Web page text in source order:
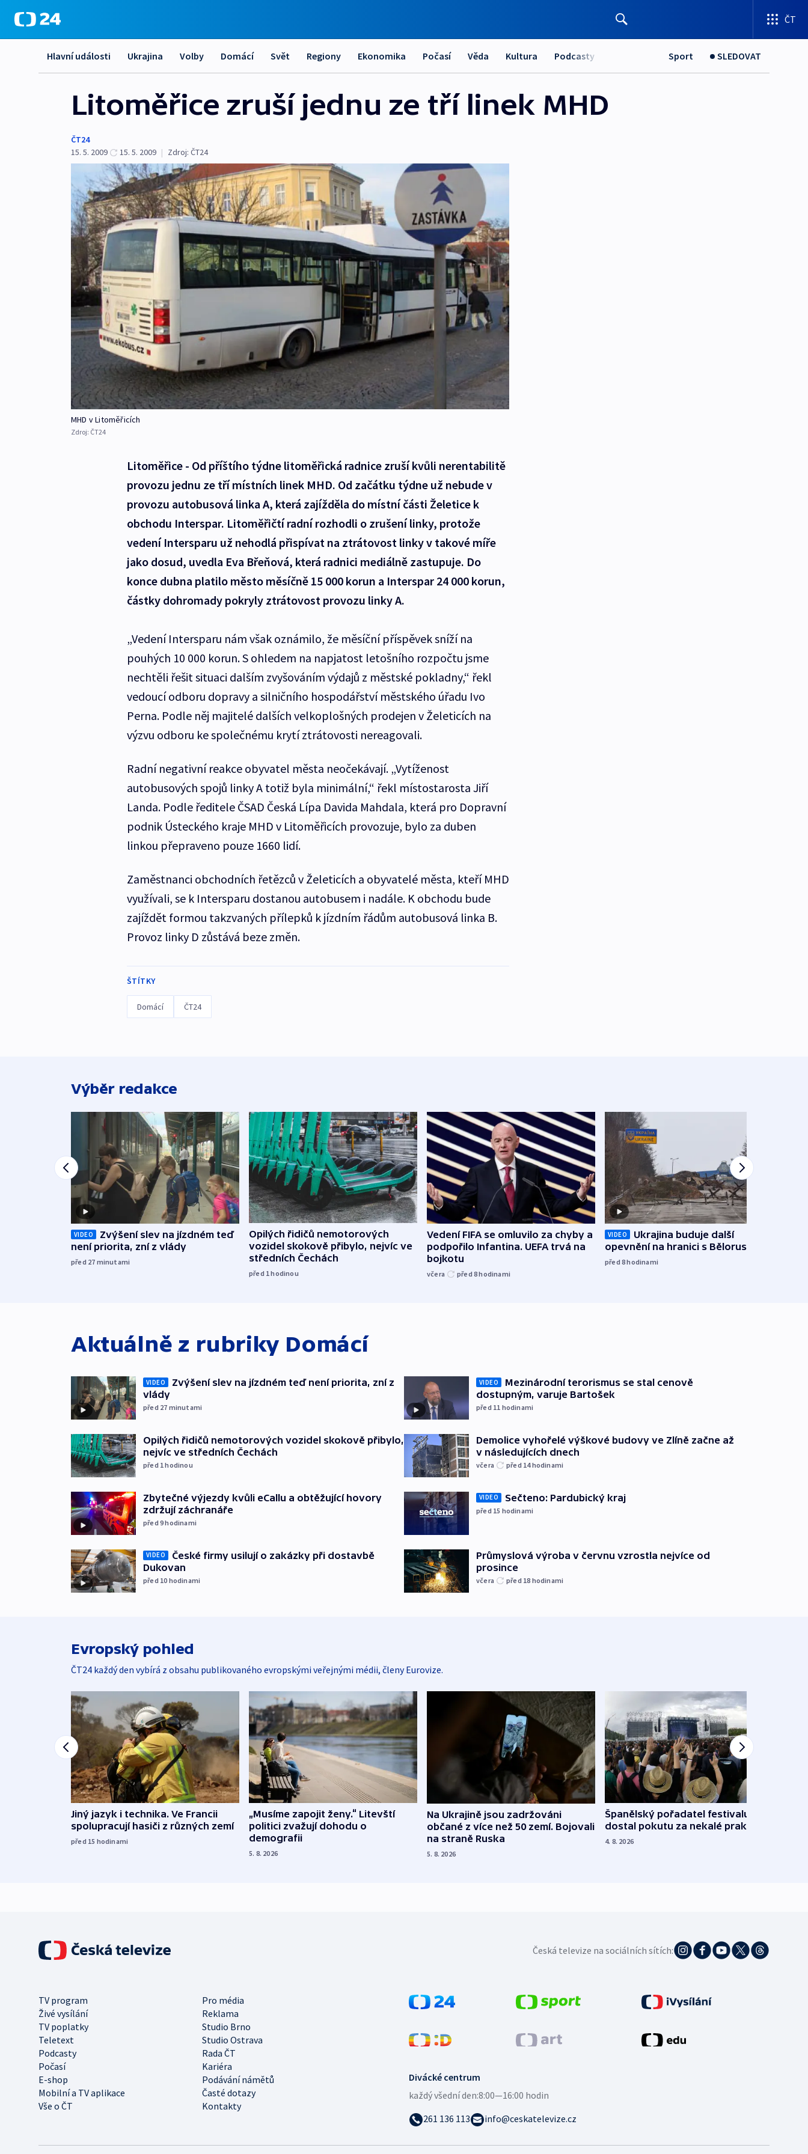
ČT
Hlavní události Ukrajina Volby Domácí Svět Regiony Ekonomika Počasí Věda Kultura Podcasty Sport SLEDOVAT
Litoměřice zruší jednu ze tří linek MHD
ČT24
15. 5. 2009
15. 5. 2009 | Zdroj: ČT24
MHD v Litoměřicích
Zdroj: ČT24
Litoměřice - Od příštího týdne litoměřická radnice zruší kvůli nerentabilitě
provozu jednu ze tří místních linek MHD. Od začátku týdne už nebude v
provozu autobusová linka A, která zajížděla do místní části Želetice k
obchodu Interspar. Litoměřičtí radní rozhodli o zrušení linky, protože
vedení Intersparu už nehodlá přispívat na ztrátovost linky v takové míře
jako dosud, uvedla Eva Břeňová, která radnici mediálně zastupuje. Do
konce dubna platilo město měsíčně 15 000 korun a Interspar 24 000 korun,
částky dohromady pokryly ztrátovost provozu linky A.
„Vedení Intersparu nám však oznámilo, že měsíční příspěvek sníží na
pouhých 10 000 korun. S ohledem na napjatost letošního rozpočtu jsme
nechtěli řešit situaci dalším zvyšováním výdajů z městské pokladny,“ řekl
vedoucí odboru dopravy a silničního hospodářství městského úřadu Ivo
Perna. Podle něj majitelé dalších velkoplošných prodejen v Želeticích na
výzvu odboru ke společnému krytí ztrátovosti nereagovali.
Radní negativní reakce obyvatel města neočekávají. „Vytíženost
autobusových spojů linky A totiž byla minimální,“ řekl místostarosta Jiří
Landa. Podle ředitele ČSAD Česká Lípa Davida Mahdala, která pro Dopravní
podnik Ústeckého kraje MHD v Litoměřicích provozuje, bylo za duben
linkou přepraveno pouze 1660 lidí.
Zaměstnanci obchodních řetězců v Želeticích a obyvatelé města, kteří MHD
využívali, se k Intersparu dostanou autobusem i nadále. K obchodu bude
zajíždět formou takzvaných přílepků k jízdním řádům autobusová linka B.
Provoz linky D zůstává beze změn.
ŠTÍTKY
Domácí ČT24
Výběr redakce
VIDEO
Zvýšení slev na jízdném teď
není priorita, zní z vlády
před 27 minutami
Opilých řidičů nemotorových
vozidel skokově přibylo, nejvíc ve
středních Čechách
před 1hodinou
Vedení FIFA se omluvilo za chyby a
podpořilo Infantina. UEFA trvá na
bojkotu
včera před 8hodinami
VIDEO
Ukrajina buduje další
opevnění na hranici s Běloruskem
před 8hodinami
Aktuálně z rubriky Domácí
VIDEO
Zvýšení slev na jízdném teď není priorita, zní z
vlády
před 27 minutami
Opilých řidičů nemotorových vozidel skokově přibylo,
nejvíc ve středních Čechách
před 1hodinou
Zbytečné výjezdy kvůli eCallu a obtěžující hovory
zdržují záchranáře
před 9hodinami
VIDEO
České firmy usilují o zakázky při dostavbě
Dukovan
před 10 hodinami
VIDEO
Mezinárodní terorismus se stal cenově
dostupným, varuje Bartošek
před 11 hodinami
Demolice vyhořelé výškové budovy ve Zlíně začne až
v následujících dnech
včera před 14hodinami
VIDEO Sečteno: Pardubický kraj
před 15 hodinami
Průmyslová výroba v červnu vzrostla nejvíce od
prosince
včera před 18 hodinami
Evropský pohled
ČT24 každý den vybírá z obsahu publikovaného evropskými veřejnými médii, členy Eurovize.
Jiný jazyk i technika. Ve Francii
spolupracují hasiči z různých zemí
před 15 hodinami
„Musíme zapojit ženy.“ Litevští
politici zvažují dohodu o
demografii
5. 8. 2026
Na Ukrajině jsou zadržováni
občané z více než 50 zemí. Bojovali
na straně Ruska
5. 8. 2026
Španělský pořadatel festivalu
dostal pokutu za nekalé praktiky
4. 8. 2026
Česká televize na sociálních sítích:
TV program
Pro média
Živé vysílání
Reklama
TV poplatky
Studio Brno
Teletext
Studio Ostrava
Podcasty
Rada ČT
Počasí
Kariéra
E-shop
Podávání námětů
Mobilní a TV aplikace
Časté dotazy
Vše o ČT
Kontakty
Divácké centrum
každý všední den:8:00—16:00 hodin
261 136 113
info@ceskatelevize.cz